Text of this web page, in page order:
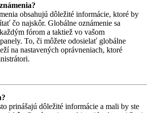
obsahujú dôležité informácie, ktoré by
čo najskôr. Globálne oznámenie sa
fórom a taktiež vo vašom
To, či môžete odosielať globálne
na nastavených oprávneniach, ktoré
prinášajú dôležité informácie a mali by ste